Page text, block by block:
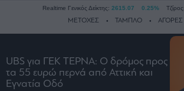
Ειδήσεις
Οικονομία
Realtime Γενικός Δείκτης: 2615.07 0.25% Τζίρος:
ΜΕΤΟΧΕΣ ΤΑΜΠΛΟ ΑΓΟΡΕΣ
UBS για ΓΕΚ ΤΕΡΝΑ: Ο δρόμος προς
τα 55 ευρώ περνά από Αττική και
Εγνατία Οδό